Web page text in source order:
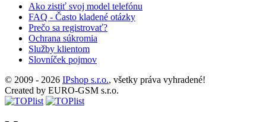
Ako zistiť svoj model telefónu
FAQ - Často kladené otázky
Prečo sa registrovať?
Ochrana súkromia
Služby klientom
Slovníček pojmov
© 2009 - 2026 IPshop s.r.o., všetky práva vyhradené!
Created by EURO-GSM s.r.o.